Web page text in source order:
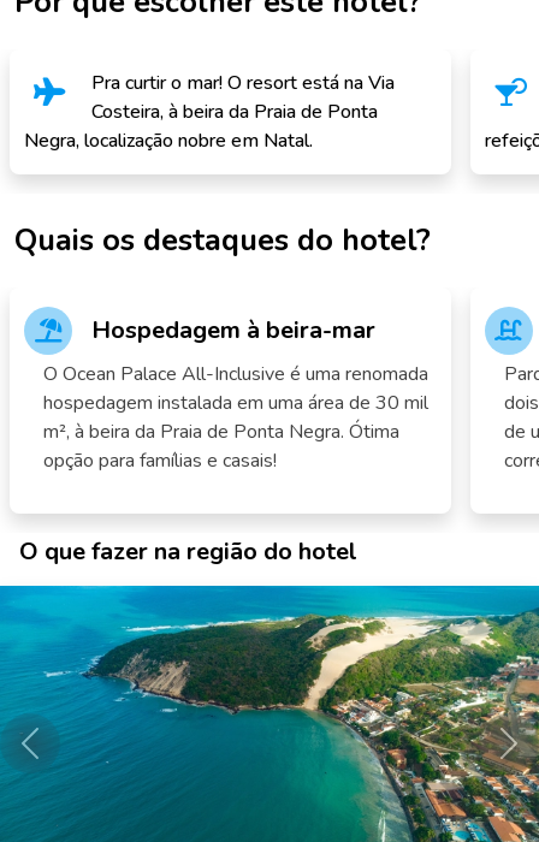
Pra curtir o mar! O resort está na Via
Costeira, à beira da Praia de Ponta
Negra, localização nobre em Natal.
Quais os destaques do hotel?
Hospedagem à beira-mar
O Ocean Palace All-Inclusive é uma renomada
hospedagem instalada em uma área de 30 mil
m², à beira da Praia de Ponta Negra. Ótima
opção para famílias e casais!
de
O que fazer na região do hotel
Anterior